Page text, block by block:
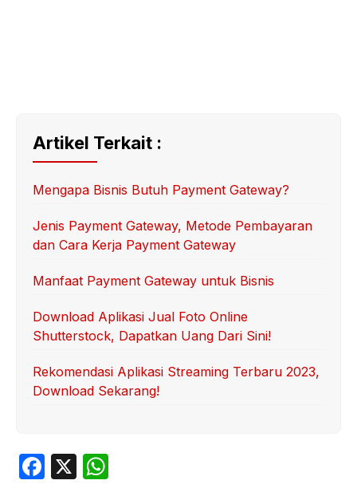
Artikel Terkait :
Mengapa Bisnis Butuh Payment Gateway?
Jenis Payment Gateway, Metode Pembayaran
dan Cara Kerja Payment Gateway
Manfaat Payment Gateway untuk Bisnis
Download Aplikasi Jual Foto Online
Shutterstock, Dapatkan Uang Dari Sini!
Rekomendasi Aplikasi Streaming Terbaru 2023,
Download Sekarang!
F
X